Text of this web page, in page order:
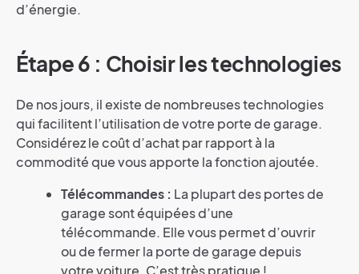
d’énergie.
Étape 6 : Choisir les technologies
De nos jours, il existe de nombreuses technologies
qui facilitent l’utilisation de votre porte de garage.
Considérez le coût d’achat par rapport à la
commodité que vous apporte la fonction ajoutée.
Télécommandes : La plupart des portes de
garage sont équipées d’une
télécommande. Elle vous permet d’ouvrir
ou de fermer la porte de garage depuis